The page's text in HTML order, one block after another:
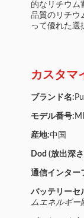
的なリチウム
品質のリチウ
って優れた選
カスタマ
ブランド名:
モデル番号:
産地:中国
Dod (放出深
通信インター
バッテリーセ
ムエネルギー